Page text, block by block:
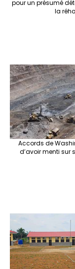
pour un présumé
la
Accords de
d’avoir menti sur